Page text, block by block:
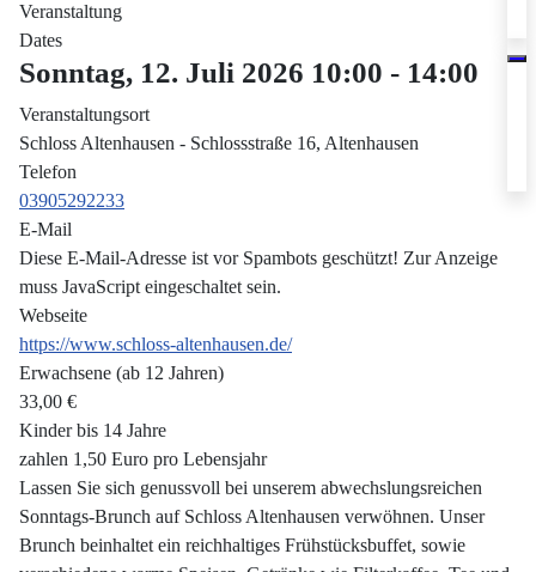
Veranstaltung
Dates
Sonntag, 12. Juli 2026 10:00 - 14:00
Veranstaltungsort
Schloss Altenhausen - Schlossstraße 16, Altenhausen
Telefon
03905292233
E-Mail
Diese E-Mail-Adresse ist vor Spambots geschützt! Zur Anzeige
muss JavaScript eingeschaltet sein.
Webseite
https://www.schloss-altenhausen.de/
Erwachsene (ab 12 Jahren)
33,00 €
Kinder bis 14 Jahre
zahlen 1,50 Euro pro Lebensjahr
Lassen Sie sich genussvoll bei unserem abwechslungsreichen
Sonntags-Brunch auf Schloss Altenhausen verwöhnen. Unser
Brunch beinhaltet ein reichhaltiges Frühstücksbuffet, sowie